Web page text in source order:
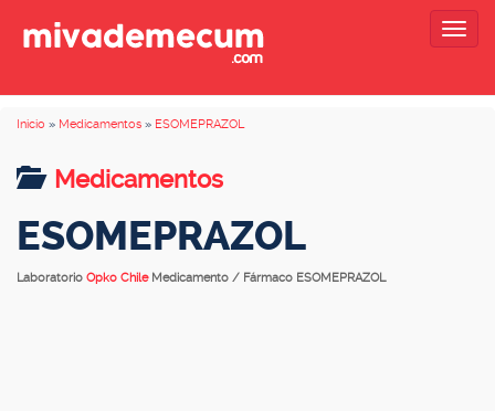
Inicio » Medicamentos » ESOMEPRAZOL
Medicamentos
ESOMEPRAZOL
Laboratorio Opko Chile Medicamento / Fármaco ESOMEPRAZOL